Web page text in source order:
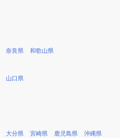
奈良県 和歌山県
山口県
大分県 宮崎県 鹿児島県 沖縄県